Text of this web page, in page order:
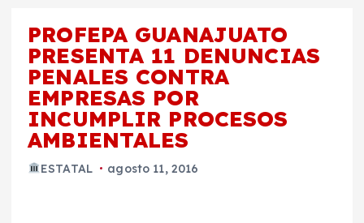
PROFEPA GUANAJUATO
PRESENTA 11 DENUNCIAS
PENALES CONTRA
EMPRESAS POR
INCUMPLIR PROCESOS
AMBIENTALES
ESTATAL agosto 11, 2016